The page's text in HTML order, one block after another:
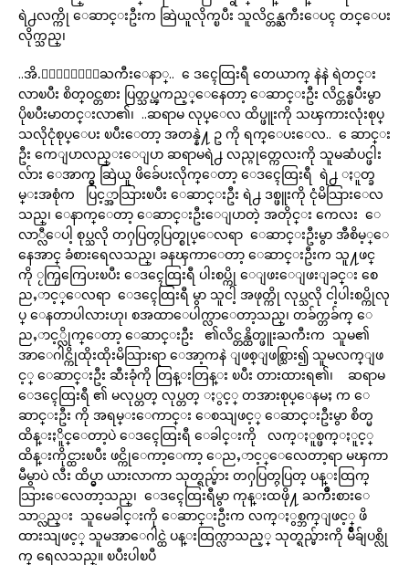
ရဲ႕လက္ကို ေဆာင္းဦးက ဆြဲယူလိုက္ၿပီး သူလိင္တန္ႀကီးေပၚ တင္ေပး
လိုက္သည္၊
..အိ.ေႏြးေႏြးႀကီးေနာ္.. ေဒၚေထြးရီ တေယာက္ နဲနဲ ရဲတင္း
လာၿပီး စိတ္ဝင္တစား ပြတ္သပ္ၾကည့္ေနေတာ့ ေဆာင္းဦး လိင္တန္ၿပီးမွာ
ပိုၿပီးမာတင္းလာ၏၊ ..ဆရာမ လုပ္ေလ ထိပ္ဖူးကို သၾကားလုံးစုပ္
သလိုငုံစုပ္ေပး ၿပီးေတာ့ အတန္နဲ႔ ဥ ကို ရက္ေပးေလ.. ေဆာင္း
ဦး ကေျပာလည္းေျပာ ဆရာမရဲ႕ လည္ဂုတ္ကေလးကို သူမဆံပင္ဖါး
လ်ား ေအာက္မွ ဆြဲယူ ဖိခ်ေပးလိုက္ေတာ့ ေဒၚေထြးရီ ရဲ႕ ႏူတ္ခ
မ္းအစုံက ပြင့္အာသြားၿပီး ေဆာင္းဦး ရဲ႕ ဒစ္ဖူးကို ငုံမိသြားေလ
သည္၊ ေနာက္ေတာ့ ေဆာင္းဦးေျပာတဲ့ အတိုင္း ကေလး ေ
လာ္လီေပါ့ စုပ္သလို တႁပြတ္ႁပြတ္စုပ္ေလရာ ေဆာင္းဦးမွာ အီစိမ့္ေ
နေအာင္ ခံစားရေလသည္၊ ခနၾကာေတာ့ ေဆာင္းဦးက သူ႔ဖင္
ကို ႂကြႂကြေပးၿပီး ေဒၚေထြးရီ ပါးစပ္ကို ေျဖးေျဖးျခင္း စေ
ညႇာင့္ေလရာ ေဒၚေထြးရီ မွာ သူငါ့ အဖုတ္ကို လုပ္သလို ငါ့ပါးစပ္ကိုလု
ပ္ ေနတာပါလားဟု၊ စအထာေပါက္လာေတာ့သည္၊ တခ်က္တခ်က္ ေ
ညႇာင့္လိုက္ေတာ့ ေဆာင္းဦး ၏လိင္တန္ထိတ္ဖူးႀကီးက သူမ၏
အာေဂါင္ကိုထိုးထိုးမိသြားရာ ေအာ့ကနဲ ျဖစ္ျဖစ္သြား၍ သူမလက္ျဖ
င့္ ေဆာင္းဦး ဆီးခုံကို တြန္းတြန္း ၿပီး တားထားရ၏၊ ဆရာမ
ေဒၚေထြးရီ ၏ မလုပ္တတ္ လုပ္တတ္ ႏွင့္ တအားစုပ္ေနမႈ က ေ
ဆာင္းဦး ကို အရမ္းေကာင္း ေစသျဖင့္ ေဆာင္းဦးမွာ စိတ္မ
ထိန္းႏိူင္ေတာ့ပဲ ေဒၚေထြးရီ ေခါင္းကို လက္ႏူစ္ဖက္ႏူင့္
ထိန္းကိုင္ထားၿပီး ဖင္ကိုေကာ့ေကာ့ ေညႇာင့္ေလေတာ့ရာ မၾကာ
မီမွာပဲ လီး ထိပ္မွာ ယားလာကာ သုတ္ရည္မ်ား တႁပြတ္ႁပြတ္ ပန္းထြက္
သြားေလေတာ့သည္၊ ေဒၚေထြးရီမွာ ကုန္းထဖို႔ ႀကိဳးစားေ
သာ္လည္း သူမေခါင္းကို ေဆာင္းဦးက လက္ႏွစ္ဘက္ျဖင့္ ဖိ
ထားသျဖင့္ သူမအာေဂါင္ထဲ ပန္းထြက္လာသည့္ သုတ္ရည္မ်ားကို မ်ိဳခ်ျပစ္လို
က္ ရေလသည္။ ၿပီးပါၿပီ